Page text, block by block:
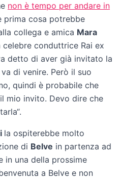
non è tempo per andare in
prima cosa potrebbe
collega e amica Mara
celebre conduttrice Rai ex
detto di aver già invitato la
di venire. Però il suo
quindi è probabile che
mio invito. Devo dire che
la ospiterebbe molto
di Belve in partenza ad
in una della prossime
a Belve e non